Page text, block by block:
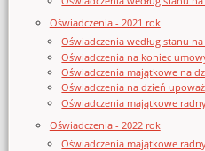
Oświadczenia - 2021 rok
Oświadczenia według stanu
Oświadczenia na koniec
Oświadczenia majątkowe na
Oświadczenia na dzień
Oświadczenia majątkowe
Oświadczenia - 2022 rok
Oświadczenia majątkowe